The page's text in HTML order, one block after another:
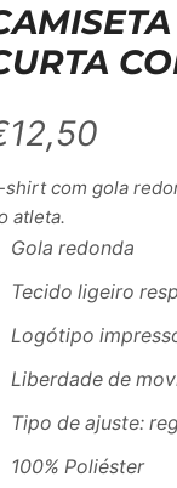
12,50
shirt com gola
atleta.
Gola redonda
Tecido ligeiro
Logótipo
Liberdade de
Tipo de ajuste:
100% Poliéster